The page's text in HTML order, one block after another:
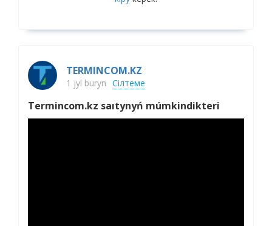
TERMINCOM.KZ
1 jyl buryn Сілтеме
Termincom.kz saıtynyń múmkindikteri